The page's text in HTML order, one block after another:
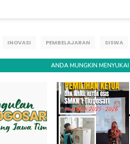
INOVASI PEMBELAJARAN SISWA
ANDA MUNGKIN